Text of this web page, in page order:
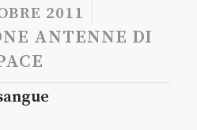
2011
/
ANTENNE DI